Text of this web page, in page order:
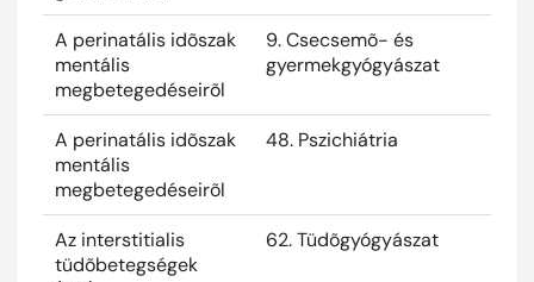
A perinatális idõszak
mentális
megbetegedéseirõl
9. Csecsemõ- és
gyermekgyógyászat
A perinatális idõszak
mentális
megbetegedéseirõl
48. Pszichiátria
Az interstitialis
tüdõbetegségek
62. Tüdõgyógyászat